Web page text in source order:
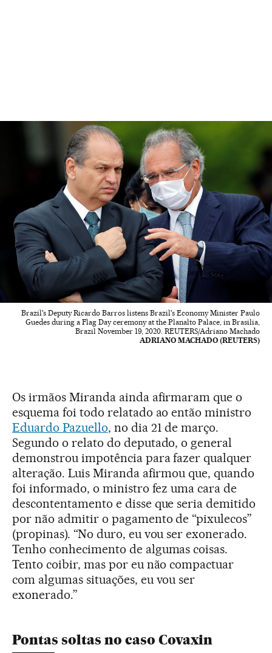
Brazil's Deputy Ricardo Barros listens Brazil's Economy Minister Paulo
Guedes during a Flag Day ceremony at the Planalto Palace, in Brasilia,
Brazil November 19, 2020. REUTERS/Adriano Machado
ADRIANO MACHADO (REUTERS)
Os irmãos Miranda ainda afirmaram que o
esquema foi todo relatado ao então ministro
Eduardo Pazuello, no dia 21 de março.
Segundo o relato do deputado, o general
demonstrou impotência para fazer qualquer
alteração. Luis Miranda afirmou que, quando
foi informado, o ministro fez uma cara de
descontentamento e disse que seria demitido
por não admitir o pagamento de “pixulecos”
(propinas). “No duro, eu vou ser exonerado.
Tenho conhecimento de algumas coisas.
Tento coibir, mas por eu não compactuar
com algumas situações, eu vou ser
exonerado.”
Pontas soltas no caso Covaxin